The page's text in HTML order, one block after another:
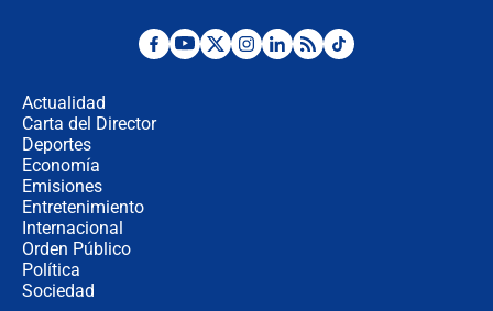
Posesión de Abelardo De La Espriella
Actualidad
Carta del Director
Deportes
Economía
Emisiones
Entretenimiento
Internacional
Orden Público
Política
Sociedad